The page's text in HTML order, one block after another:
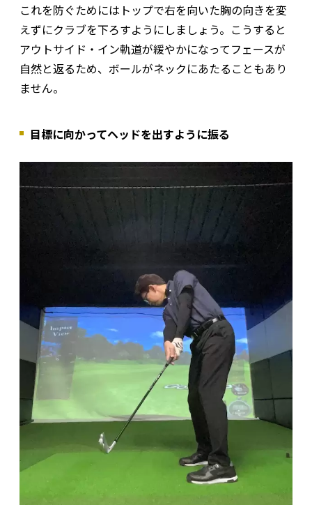
これを防ぐためにはトップで右を向いた胸の向きを変
えずにクラブを下ろすようにしましょう。こうすると
アウトサイド・イン軌道が緩やかになってフェースが
自然と返るため、ボールがネックにあたることもあり
ません。
目標に向かってヘッドを出すように振る